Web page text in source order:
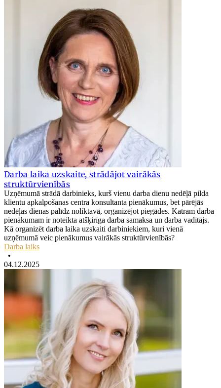
Darba laika uzskaite, strādājot vairākās
struktūrvienībās
Uzņēmumā strādā darbinieks, kurš vienu darba dienu nedēļā pilda
klientu apkalpošanas centra konsultanta pienākumus, bet pārējās
nedēļas dienas palīdz noliktavā, organizējot piegādes. Katram darba
pienākumam ir noteikta atšķirīga darba samaksa un darba vadītājs.
Kā organizēt darba laika uzskaiti darbiniekiem, kuri vienā
uzņēmumā veic pienākumus vairākās struktūrvienībās?
Darba laiks
•
04.12.2025